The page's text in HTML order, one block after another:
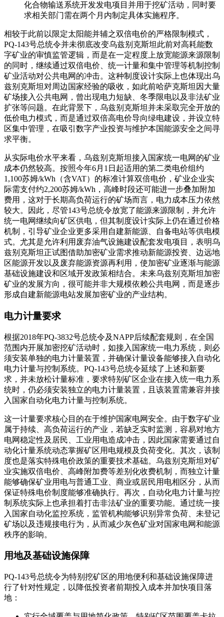
化合物输送系统开发发电项目并用于挖矿活动，同时要
求相关部门需在两个月内制定具体实施程序。
相较于此前以限定太阳能并辅之双倍电价的严格限制模式，
PQ-143号总统令并未彻底改变乌兹别克斯坦此前对高耗能数
字矿业的审慎监管逻辑，而是在一定程度上放宽能源来源限制
的同时，继续通过双倍电价、统一计量和集中管理等机制控制
矿业活动对公共电网的冲击。这种制度设计实际上也体现出乌
兹别克斯坦对周边国家经验的吸收，如此前哈萨克斯坦因大量
矿场接入公共电网，曾出现电力短缺、冬季限电以及非法矿业
扩张等问题。在此背景下，乌兹别克斯坦并未采取完全开放的
低价电力模式，而是通过双倍高电价导向绿电建设，并设立特
区集中管理，在吸引数字产业投资与维护本国能源安全之间寻
求平衡。
从实际电价水平来看，乌兹别克斯坦接入国家统一电网的矿业
成本仍然较高。按照今年6月1日起适用的第二类电价组约
1,100苏姆/kWh（含VAT）的标准计算双倍电价，矿业企业实
际需支付约2,200苏姆/kWh，高峰时段还可能进一步叠加附加
费用，这对于长期高负荷运行的矿场而言，电力成本压力依然
较大。因此，尽管143号总统令放宽了能源来源限制，并允许
统一电网继续向矿区供电，但其制度设计实际上仍在通过价格
机制，引导矿业企业更多采用自建新能源、自备电站等供电模
式。尤其是允许利用废弃油气设施建设配套发电项目，表明乌
兹别克斯坦正试图借助加密矿业需求推动新能源投资、边远地
区能源开发以及废弃能源资源再利用，使加密矿业逐渐与能源
基础设施建设和区域开发政策相结合。未来乌兹别克斯坦加密
矿业的发展方向，很可能并非大规模依赖公共电网，而是逐步
形成自建新能源电站发展加密矿业的产业结构。
电力计量要求
根据2018年PQ-3832号总统令及NAPP后续配套规则，在全国
范围内开展加密挖矿活动时，如接入国家统一电力系统，则必
须安装单独的电力计量装置，并确保计量设备能够接入自动化
电力计量与控制系统。PQ-143号总统令延续了上述和新要
求，并未放松计量标准，要求特别矿区企业在接入统一电力系
统时，仍必须安装独立的电力计量装置，且该装置需兼容并接
入国家自动化电力计量与控制系统。
这一计量要求核心目的在于维护国家电网安全。由于数字矿业
属于持续、高负荷运行的产业，若缺乏实时监测，容易对地方
电网稳定性及居民、工业用电造成冲击，因此国家需要通过自
动化计量系统动态掌握矿区用电规模及负荷变化。其次，该制
度也是落实特殊电价政策的重要技术基础。乌兹别克斯坦对矿
业实施双倍电价、高峰附加费等差别化收费机制，而独立计量
能够确保矿业用电与普通工业、商业或居民用电相区分，从而
保证特殊电价制度能够准确执行。再次，自动化电力计量与控
制系统实际上也承担着打击非法矿业的重要功能。通过统一接
入国家自动化监控系统，监管机构能够识别异常负荷、未登记
矿场以及违规接电行为，从而减少灰色矿业对国家电网和能源
秩序的影响。
用地及基础设施保障
PQ-143号总统令为特别挖矿区的用地便利和基础设施保障进
行了针对性规定，以降低投资者前期投入成本并加快项目落
地：